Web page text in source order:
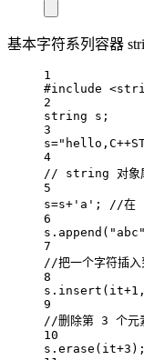
基本字符系列容器
1
#include
2
string s;
3
s=
4
// string 对象尾
5
s=s+ 'a' ;
//在
6
s. append ( "abc"
7
//把一个字符插入
8
s. insert (it+1 ,
9
//删除第 3 个元
10
s. erase (it+3 );